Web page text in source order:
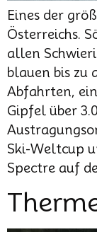
Eines der
Österreichs.
allen
blauen bis zu
Abfahrten,
Gipfel über
Ski-Weltcup
Spectre auf